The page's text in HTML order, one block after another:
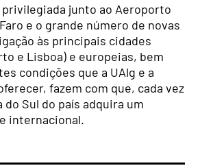
privilegiada junto ao Aeroporto
e o grande número de novas
às principais cidades
e Lisboa) e europeias, bem
condições que a UAlg e a
fazem com que, cada vez
do Sul do país adquira um
internacional.